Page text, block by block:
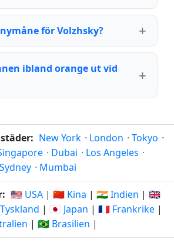
för Volzhsky?
ibland orange ut vid
New York · London · Tokyo ·
· Dubai · Los Angeles ·
Sydney · Mumbai
🇺🇸 USA | 🇨🇳 Kina | 🇮🇳 Indien | 🇬🇧
| 🇯🇵 Japan | 🇫🇷 Frankrike |
| 🇧🇷 Brasilien |